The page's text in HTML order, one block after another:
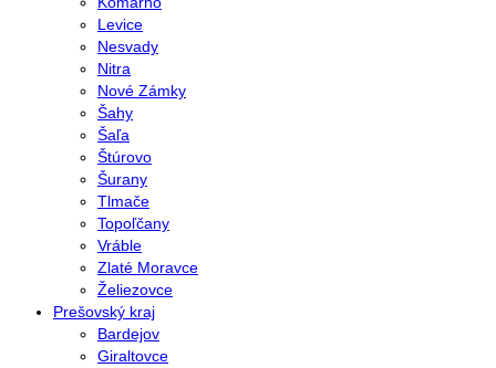
Levice
Nesvady
Nitra
Nové Zámky
Šahy
Šaľa
Štúrovo
Šurany
Tlmače
Topoľčany
Vráble
Zlaté Moravce
Želiezovce
Prešovský kraj
Bardejov
Giraltovce